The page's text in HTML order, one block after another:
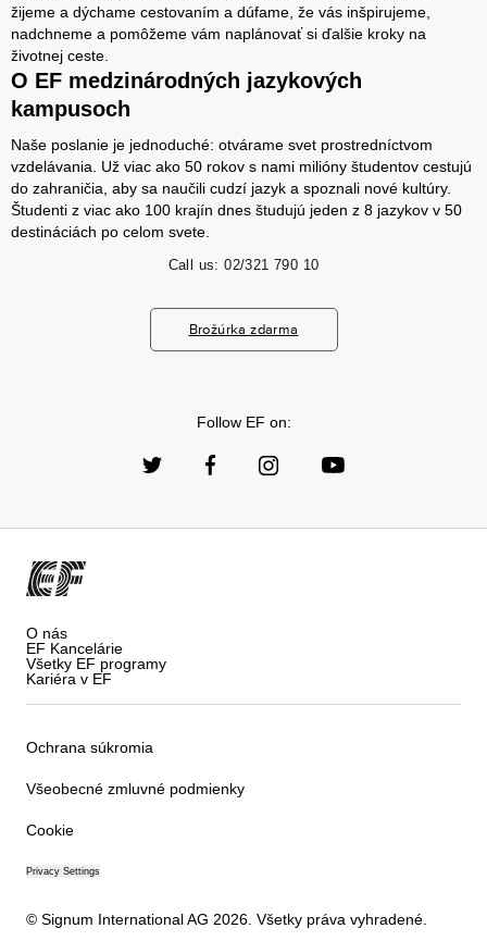
žijeme a dýchame cestovaním a dúfame, že vás inšpirujeme,
nadchneme a pomôžeme vám naplánovať si ďalšie kroky na
životnej ceste.
O EF medzinárodných jazykových
kampusoch
Naše poslanie je jednoduché: otvárame svet prostredníctvom
vzdelávania. Už viac ako 50 rokov s nami milióny študentov cestujú
do zahraničia, aby sa naučili cudzí jazyk a spoznali nové kultúry.
Študenti z viac ako 100 krajín dnes študujú jeden z 8 jazykov v 50
destináciách po celom svete.
Call us: 02/321 790 10
Brožúrka zdarma
Follow EF on:
O nás
EF Kancelárie
Všetky EF programy
Kariéra v EF
Ochrana súkromia
Všeobecné zmluvné podmienky
Cookie
Privacy Settings
© Signum International AG 2026. Všetky práva vyhradené.